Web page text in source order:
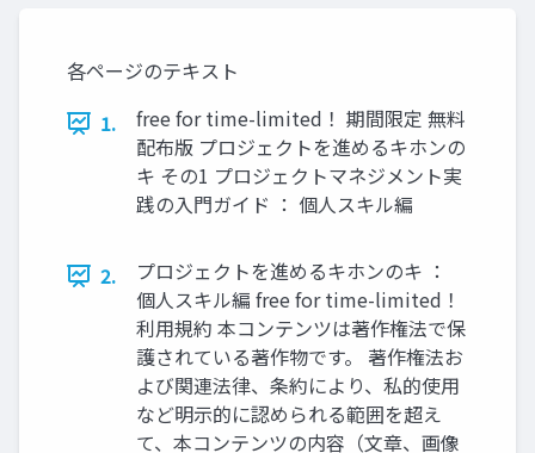
各ページのテキスト
1.
free for time-limited！ 期間限定 無料
配布版 プロジェクトを進めるキホンの
キ その1 プロジェクトマネジメント実
践の入門ガイド ： 個人スキル編
2.
プロジェクトを進めるキホンのキ ：
個人スキル編 free for time-limited！
利用規約 本コンテンツは著作権法で保
護されている著作物です。 著作権法お
よび関連法律、条約により、私的使用
など明示的に認められる範囲を超え
て、本コンテンツの内容（文章、画像